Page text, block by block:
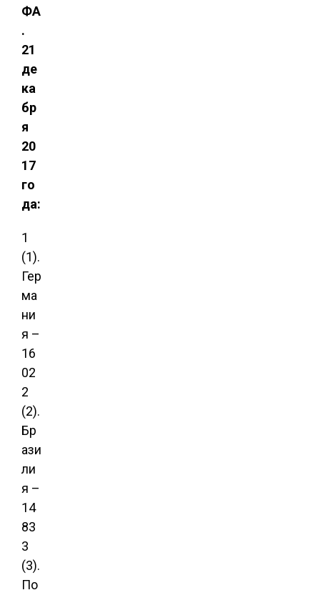
ФА
.
21
де
ка
бр
я
20
17
го
да:
1
(1).
Гер
ма
ни
я –
16
02
2
(2).
Бр
ази
ли
я –
14
83
3
(3).
По